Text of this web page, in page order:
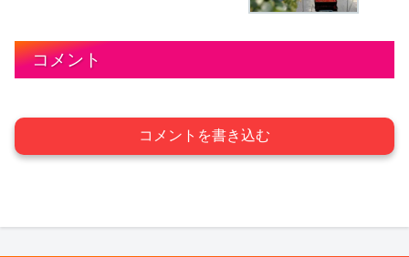
コメント
コメントを書き込む